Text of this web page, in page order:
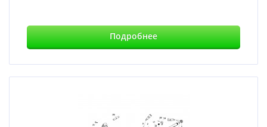
Подробнее